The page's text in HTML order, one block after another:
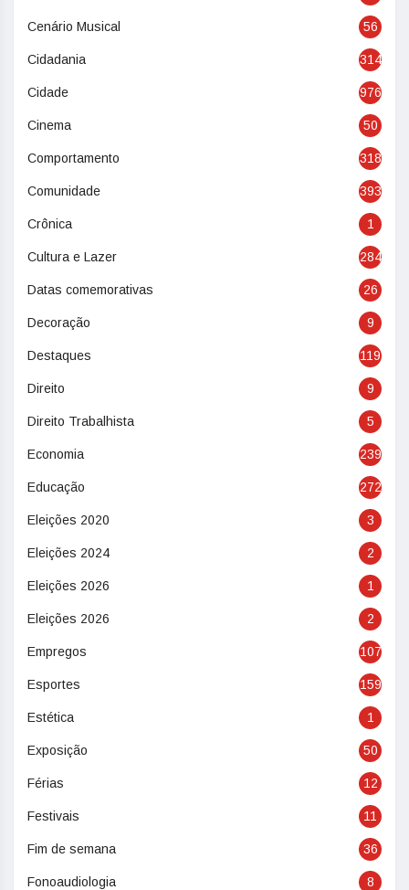
Cenário Musical 56
Cidadania 314
Cidade 976
Cinema 50
Comportamento 318
Comunidade 393
Crônica 1
Cultura e Lazer 284
Datas comemorativas 26
Decoração 9
Destaques 119
Direito 9
Direito Trabalhista 5
Economia 239
Educação 272
Eleições 2020 3
Eleições 2024 2
Eleições 2026 1
Eleições 2026 2
Empregos 107
Esportes 159
Estética 1
Exposição 50
Férias 12
Festivais 11
Fim de semana 36
Fonoaudiologia 8